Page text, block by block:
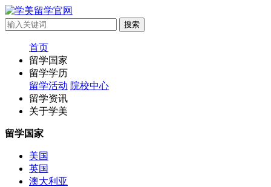
首页
留学国家
留学学历
留学活动 院校中心
留学资讯
关于学美
留学国家
美国
英国
澳大利亚